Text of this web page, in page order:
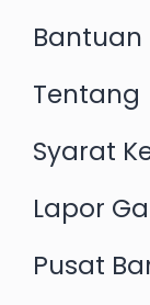
Bantuan
Tentang
Syarat
Lapor
Pusat